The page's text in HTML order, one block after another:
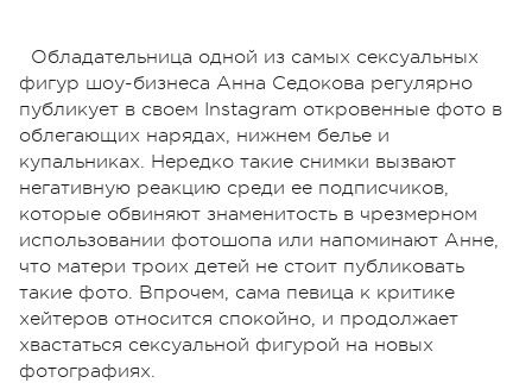
Обладательница одной из самых сексуальных
фигур шоу-бизнеса Анна Седокова регулярно
публикует в своем Instagram откровенные фото в
облегающих нарядах, нижнем белье и
купальниках. Нередко такие снимки вызвают
негативную реакцию среди ее подписчиков,
которые обвиняют знаменитость в чрезмерном
использовании фотошопа или напоминают Анне,
что матери троих детей не стоит публиковать
такие фото. Впрочем, сама певица к критике
хейтеров относится спокойно, и продолжает
хвастаться сексуальной фигурой на новых
фотографиях.